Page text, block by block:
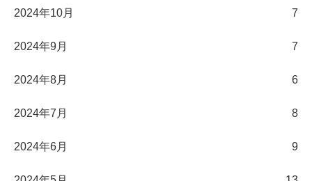
2024年10月 7
2024年9月 7
2024年8月 6
2024年7月 8
2024年6月 9